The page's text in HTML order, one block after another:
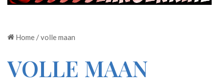
Home /volle maan
VOLLE MAAN